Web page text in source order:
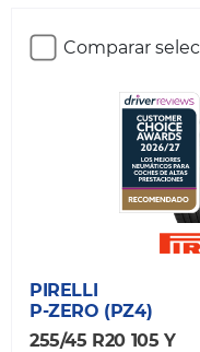
Comparar
PIRELLI
P-ZERO (PZ4)
255/45 R20 105 Y